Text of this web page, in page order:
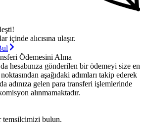
içinde alıcısına ulaşır.
Ödemesini Alma
hesabınıza gönderilen bir ödemeyi size en
aşağıdaki adımları takip ederek
adınıza gelen para transferi işlemlerinde
alınmamaktadır.
temsilcimizi bulun.